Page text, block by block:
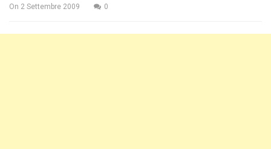
On 2 Settembre 2009 0